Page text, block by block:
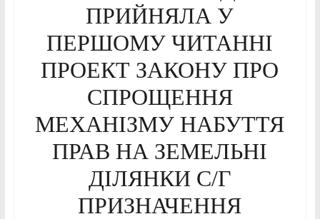
ПРИЙНЯЛА У
ПЕРШОМУ ЧИТАННІ
ПРОЕКТ ЗАКОНУ ПРО
СПРОЩЕННЯ
МЕХАНІЗМУ НАБУТТЯ
ПРАВ НА ЗЕМЕЛЬНІ
ДІЛЯНКИ С/Г
ПРИЗНАЧЕННЯ